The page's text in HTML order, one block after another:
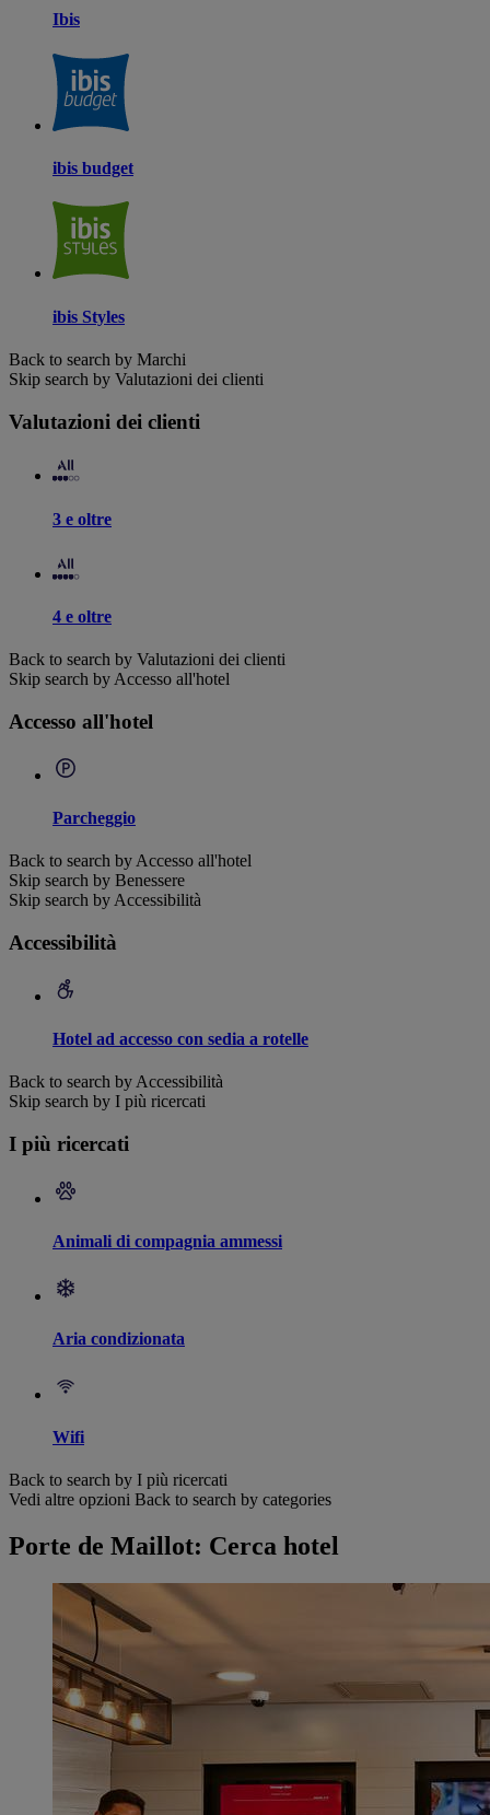
Ibis
ibis budget
ibis Styles
Back to search by Marchi
Skip search by Valutazioni dei clienti
Valutazioni dei clienti
3 e oltre
4 e oltre
Back to search by Valutazioni dei clienti
Skip search by Accesso all'hotel
Accesso all'hotel
Parcheggio
Back to search by Accesso all'hotel
Skip search by Benessere
Skip search by Accessibilità
Accessibilità
Hotel ad accesso con sedia a rotelle
Back to search by Accessibilità
Skip search by I più ricercati
I più ricercati
Animali di compagnia ammessi
Aria condizionata
Wifi
Back to search by I più ricercati
Vedi altre opzioni Back to search by categories
Porte de Maillot: Cerca hotel